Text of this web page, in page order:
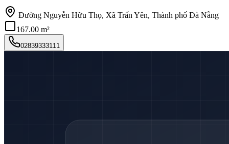
Đường Nguyễn Hữu Thọ, Xã Trấn Yên, Thành phố Đà Nẵng
167.00 m²
02839333111